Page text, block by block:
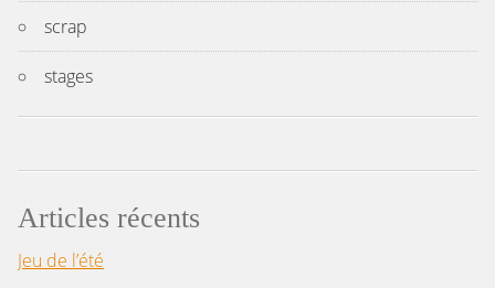
scrap
stages
Articles récents
Jeu de l’été